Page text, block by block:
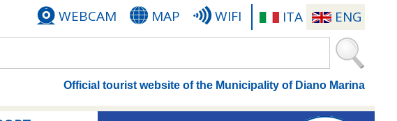
ITA ENG
WEBCAM MAP WIFI
Official tourist website of the Municipality of Diano Marina